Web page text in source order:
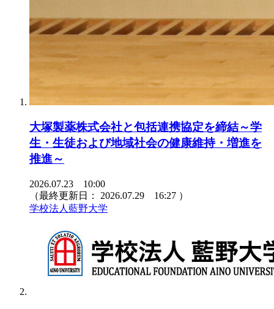
大塚製薬株式会社と包括連携協定を締結～学
生・生徒および地域社会の健康維持・増進を
推進～
2026.07.23 10:00
（最終更新日： 2026.07.29 16:27 ）
学校法人藍野大学